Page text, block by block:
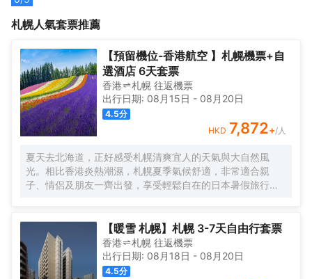
札幌人氣套票推薦
【預留機位-香港航空 】札幌機票+自
選酒店 6天套票
香港 札幌 往返機票
出行日期: 08月15日 - 08月20日
4.5分
HKD 7,872+/人
夏天去北海道，正好感受札幌清爽宜人的天氣與大自然風
光。相比香港炎熱潮濕，札幌夏季氣候舒適，非常適合親
子、情侶及朋友一齊出發，享受輕鬆自在的日本暑假旅行。
景點，品嚐北海道拉麵、海鮮、牛乳甜品、芝士蛋糕及雪糕
等地道美食。
【暖雪 札幌】札幌 3-7天自由行套票
香港 札幌 往返機票
出行日期: 08月18日 - 08月20日
4.5分